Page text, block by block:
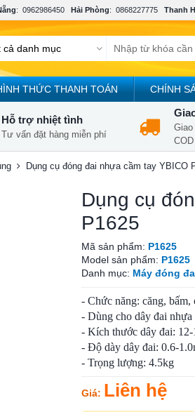
: 0962986450 Hải Phòng: 0868227775 Thanh
THỨC THANH TOÁN CHÍNH
Hỗ trợ nhiệt tình
Tư vấn đặt hàng miễn phí
COD
Dụng cụ đóng đai nhựa cầm tay YBICO
Dụng cụ
P1625
Mã sản phẩm: P1625
Model sản phẩm: P1625
Danh mục: Máy đóng
- Chức năng: căng, bấm,
- Dùng cho dây đai nhựa
- Kích thước dây đai: 12-
- Độ dày dây đai: 0.6-
- Trọng lượng: 4.5kg
Giá: Liên hệ